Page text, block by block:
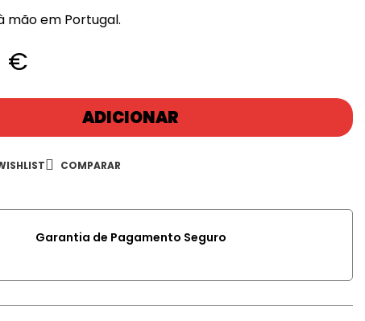
mão em Portugal.
€
ADICIONAR
COMPARAR
Garantia de Pagamento Seguro